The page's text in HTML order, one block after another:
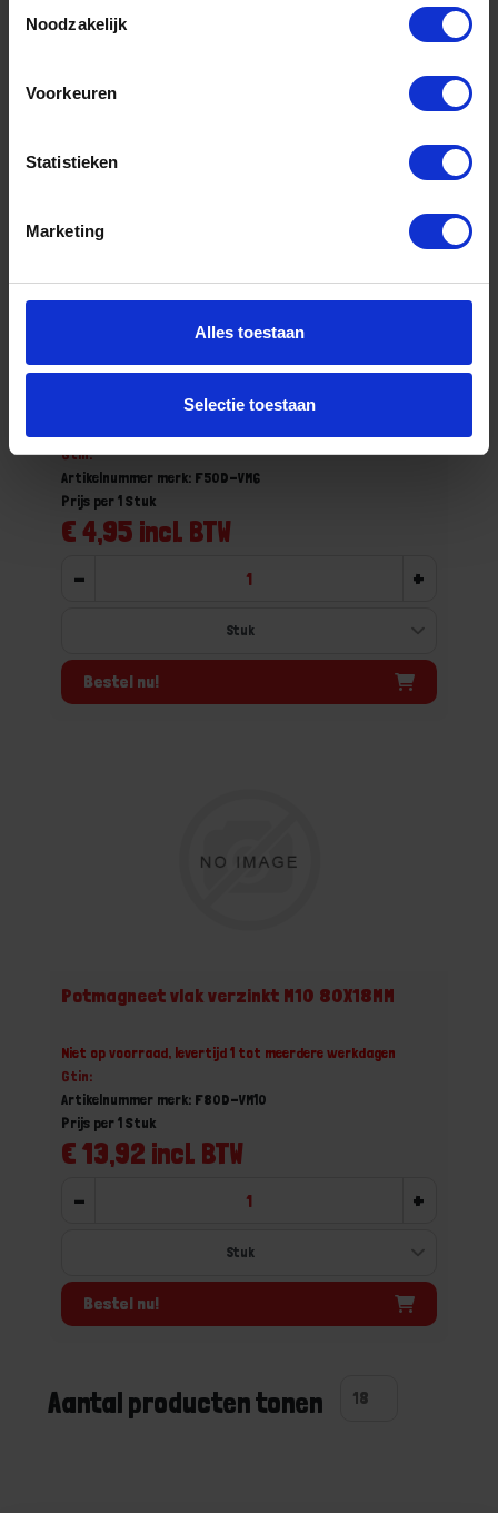
Noodzakelijk
Voorkeuren
Statistieken
Marketing
Alles toestaan
Selectie toestaan
Potmagneet M6 50X10MM 170N
Gtin:
Artikelnummer merk: F50D-VM6
€ 4,95 incl. BTW
Prijs per 1 Stuk
- +
Bestel nu!
Potmagneet vlak verzinkt M10 80X18MM
Niet op voorraad, levertijd 1 tot meerdere werkdagen
Gtin:
Artikelnummer merk: F80D-VM10
€ 13,92 incl. BTW
Prijs per 1 Stuk
- +
Bestel nu!
Aantal producten tonen